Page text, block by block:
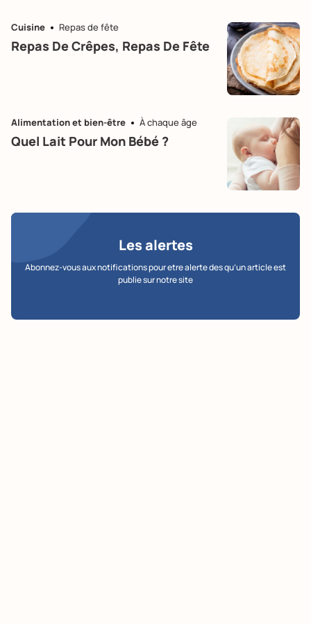
Cuisine Repas de fête
Repas De Crêpes, Repas De Fête
Alimentation et bien-être À chaque âge
Quel Lait Pour Mon Bébé ?
Les alertes
Abonnez-vous aux notifications pour etre alerte des qu’un article est
publie sur notre site